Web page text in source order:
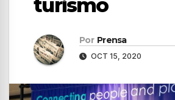
turismo
Por Prensa
OCT 15, 2020